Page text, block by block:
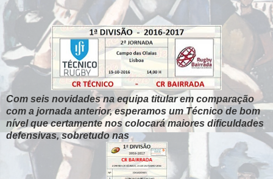
Com seis novidades na equipa titular em comparação
com a jornada anterior, esperamos um Técnico de bom
nível que certamente nos colocará maiores dificuldades
defensivas, sobretudo nas